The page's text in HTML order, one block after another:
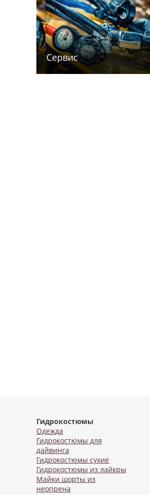
Сервис
Гидрокостюмы
Одежда
Гидрокостюмы для
дайвинга
Гидрокостюмы сухие
Гидрокостюмы из лайкры
Майки шорты из
неопрена